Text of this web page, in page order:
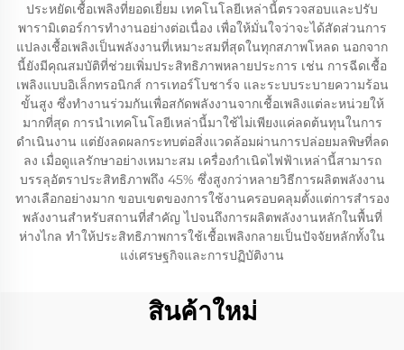
ประหยัดเชื้อเพลิงที่ยอดเยี่ยม เทคโนโลยีเหล่านี้ตรวจสอบและปรับ
พารามิเตอร์การทำงานอย่างต่อเนื่อง เพื่อให้มั่นใจว่าจะได้สัดส่วนการ
แปลงเชื้อเพลิงเป็นพลังงานที่เหมาะสมที่สุดในทุกสภาพโหลด นอกจาก
นี้ยังมีคุณสมบัติที่ช่วยเพิ่มประสิทธิภาพหลายประการ เช่น การฉีดเชื้อ
เพลิงแบบอิเล็กทรอนิกส์ การเทอร์โบชาร์จ และระบบระบายความร้อน
ขั้นสูง ซึ่งทำงานร่วมกันเพื่อสกัดพลังงานจากเชื้อเพลิงแต่ละหน่วยให้
มากที่สุด การนำเทคโนโลยีเหล่านี้มาใช้ไม่เพียงแค่ลดต้นทุนในการ
ดำเนินงาน แต่ยังลดผลกระทบต่อสิ่งแวดล้อมผ่านการปล่อยมลพิษที่ลด
ลง เมื่อดูแลรักษาอย่างเหมาะสม เครื่องกำเนิดไฟฟ้าเหล่านี้สามารถ
บรรลุอัตราประสิทธิภาพถึง 45% ซึ่งสูงกว่าหลายวิธีการผลิตพลังงาน
ทางเลือกอย่างมาก ขอบเขตของการใช้งานครอบคลุมตั้งแต่การสำรอง
พลังงานสำหรับสถานที่สำคัญ ไปจนถึงการผลิตพลังงานหลักในพื้นที่
ห่างไกล ทำให้ประสิทธิภาพการใช้เชื้อเพลิงกลายเป็นปัจจัยหลักทั้งใน
แง่เศรษฐกิจและการปฏิบัติงาน
สินค้าใหม่